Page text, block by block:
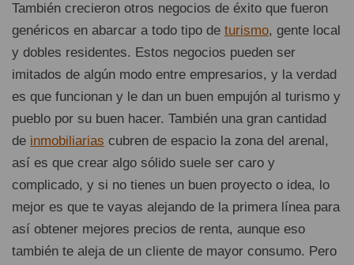
También crecieron otros negocios de éxito que fueron
genéricos en abarcar a todo tipo de turismo, gente local
y dobles residentes. Estos negocios pueden ser
imitados de algún modo entre empresarios, y la verdad
es que funcionan y le dan un buen empujón al turismo y
pueblo por su buen hacer. También una gran cantidad
de inmobiliarias cubren de espacio la zona del arenal,
así es que crear algo sólido suele ser caro y
complicado, y si no tienes un buen proyecto o idea, lo
mejor es que te vayas alejando de la primera línea para
así obtener mejores precios de renta, aunque eso
también te aleja de un cliente de mayor consumo. Pero